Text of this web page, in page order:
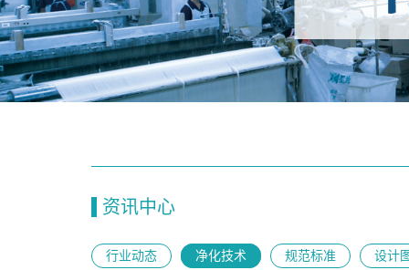
资讯中心
行业动态 净化技术 规范标准 设计